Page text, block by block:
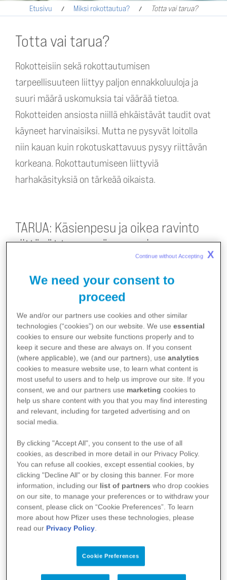
Etusivu Miksi rokottautua? Totta vai tarua?
Totta vai tarua?
Rokotteisiin sekä rokottautumisen
tarpeellisuuteen liittyy paljon ennakkoluuloja ja
suuri määrä uskomuksia tai väärää tietoa.
Rokotteiden ansiosta niillä ehkäistävät taudit ovat
käyneet harvinaisiksi. Mutta ne pysyvät loitolla
niin kauan kuin rokotuskattavuus pysyy riittävän
korkeana. Rokottautumiseen liittyviä
harhakäsityksiä on tärkeää oikaista.
TARUA: Käsienpesu ja oikea ravinto
riittävät terveenä pysymiseen
ja puhtaan veden jälkeen tärkein terveyteen
vaikuttava tekijä. Hygienia ja oikea ravinto toki
auttavat osaltaan joidenkin tautien torjunnassa,
mutta vasta rokotukset ovat onnistuneet
hävittämään tauteja keskuudestamme.
Joidenkin tautien tarttumisessa hygienialla ja
ravinnolla on suuri rooli, kuten tuberkuloosissa. On
myös tauteja, joiden tarttumisessa hygienialla ja
ravitsemuksella ei ole juurikaan merkitystä,
esimerkiksi hinkuyskä, tuhkarokko, vihurirokko ja
sikotauti. Jäykkäkouristusta aiheuttavaa
bakteeria on puolestaan mahdoton hygienialla
estää – jokainen on varmasti elämänsä aikana
saanut useammankin kerran haavan, johon on
päässyt likaa.
TARUA: Rokotteissa on myrkkyjä
We need your consent to
proceed
We and/or our partners use cookies and other similar
technologies (“cookies”) on our website. We useessential
cookies to ensure our website functions properly and to
keep it secure and these are always on. If you consent
(where applicable), we (and our partners), useanalytics
cookies to measure website use, to learn what content is
most useful to users and to help us improve our site. If you
consent, we and our partners use marketing cookies to
help us share content with you that you may find interesting
and relevant, including for targeted advertising and on
social media.
By clicking "Accept All", you consent to the use of all
cookies, as described in more detail in our Privacy Policy.
You can refuse all cookies, except essential cookies, by
clicking "Decline All" or by closing this banner. For more
information, including our list of partners who drop cookies
on our site, to manage your preferences or to withdraw your
consent, please click on “Cookie Preferences”. To learn
more about how Pfizer uses these technologies, please
read our Privacy Policy.
Cookie Preferences
Continue without Accepting X